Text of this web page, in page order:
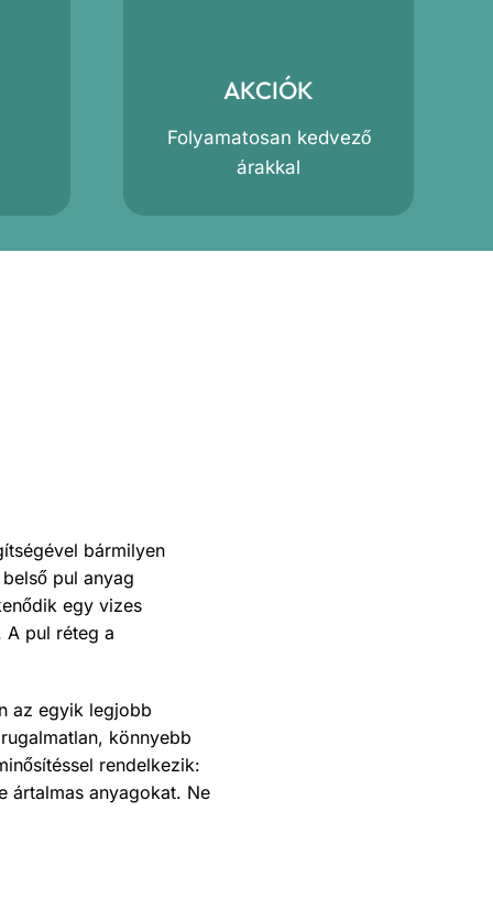
AKCIÓK
Folyamatosan kedvező
árakkal
bármilyen
pul anyag
egy vizes
A pul réteg a
az egyik legjobb
könnyebb
rendelkezik:
ártalmas anyagokat. Ne